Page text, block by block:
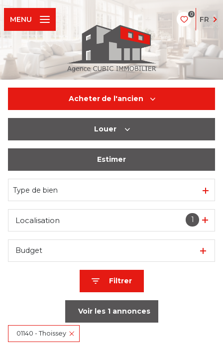
0
FR
MENU
Acheter de l'ancien
Louer
Estimer
Type de bien
1
Localisation
Budget
Filtrer
Voir les 1annonces
01140 - Thoissey